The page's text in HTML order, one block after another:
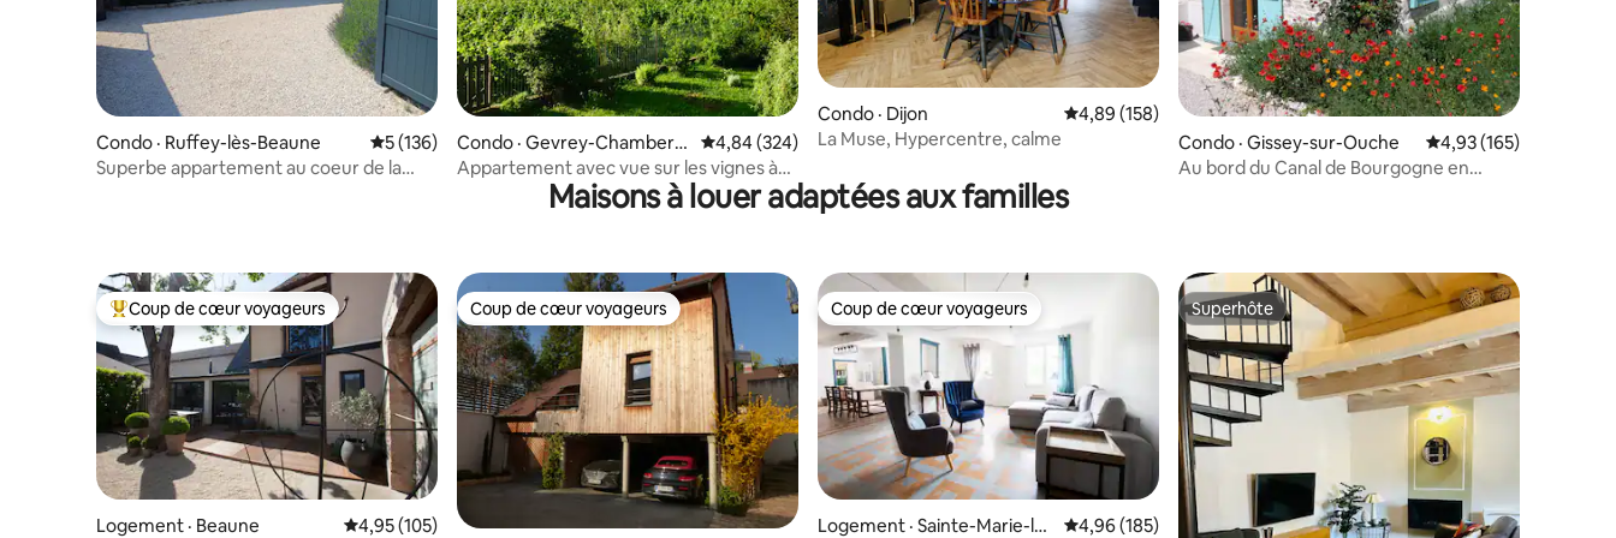
Condo · Ruffey-lès-Beaune Note moyenne de 5 sur 5, 136 commentaires
5 (136)
Superbe appartement au coeur de la
Condo · Gevrey-Chamberti
n
Note moyenne de 4,84 sur 5, 324 commentaires
4,84 (324)
Appartement avec vue sur les vignes à
Condo · Dijon Note moyenne de 4,89 sur 5, 158 commentaires
4,89 (158)
La Muse, Hypercentre, calme
Condo · Gissey-sur-Ouche Note moyenne de
4,93 (165)
Au bord du Canal de Bourgogne en
Maisons à louer adaptées aux familles
Coup de cœur voyageurs parmi les plus aimés
Coup de cœur voyageurs
Logement · Beaune Note moyenne de 4,95 sur 5, 105 commentaires
4,95 (105)
Coup de cœur voyageurs
Coup de cœur voyageurs Coup de cœur voyageurs
Coup de cœur voyageurs
Logement · Sainte-Marie-la-
Note moyenne de 4,96 sur 5, 185 commentaires
4,96 (185)
Superhôte
Superhôte